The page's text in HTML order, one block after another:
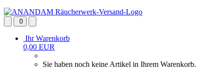
0
Ihr Warenkorb
0,00 EUR
Sie haben noch keine Artikel in Ihrem Warenkorb.